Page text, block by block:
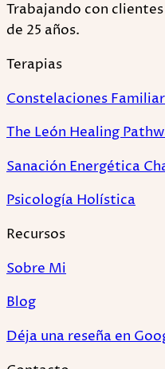
Trabajando con
de 25 años.
Terapias
Constelaciones
The León Healing
Sanación Energética
Psicología Holística
Recursos
Sobre Mi
Blog
Déja una reseña en